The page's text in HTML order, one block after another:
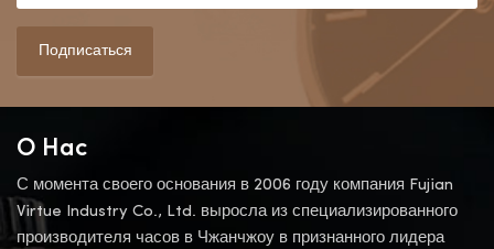
Подписаться
О Нас
С момента своего основания в 2006 году компания Fujian
Virtue Industry Co., Ltd. выросла из специализированного
производителя часов в Чжанчжоу в признанного лидера